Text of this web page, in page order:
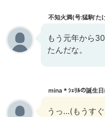
不知火満(号:猛駒‘た
もう元年から
たんだな。
mina＊ｼｪﾘﾙの誕生
うっ…(もうす